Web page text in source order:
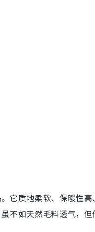
它质地柔软、保暖性高
不如天然毛料透气，但